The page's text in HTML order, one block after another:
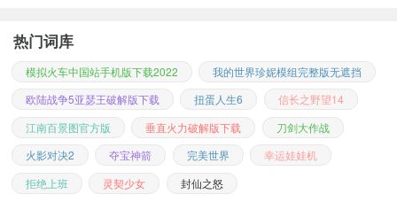
热门词库
模拟火车中国站手机版下载2022
我的世界珍妮模组完整版无遮挡
欧陆战争5亚瑟王破解版下载
扭蛋人生6
信长之野望14
江南百景图官方版
垂直火力破解版下载
刀剑大作战
火影对决2
夺宝神箭 完美世界
幸运娃娃机
拒绝上班
灵契少女 封仙之怒